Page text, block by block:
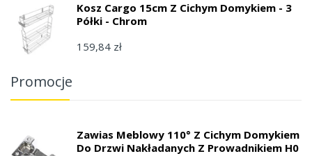
Kosz Cargo 15cm Z Cichym Domykiem - 3
Półki - Chrom
159,84 zł
Promocje
Zawias Meblowy 110° Z Cichym Domykiem
Do Drzwi Nakładanych Z Prowadnikiem H0